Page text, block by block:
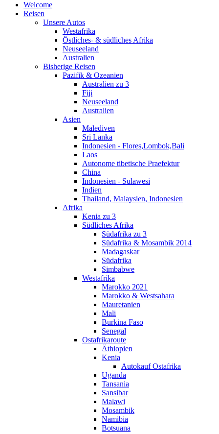
Welcome
Reisen
Unsere Autos
Westafrika
Östliches- & südliches Afrika
Neuseeland
Australien
Bisherige Reisen
Pazifik & Ozeanien
Australien zu 3
Fiji
Neuseeland
Australien
Asien
Malediven
Sri Lanka
Indonesien - Flores,Lombok,Bali
Laos
Autonome tibetische Praefektur
China
Indonesien - Sulawesi
Indien
Thailand, Malaysien, Indonesien
Afrika
Kenia zu 3
Südliches Afrika
Südafrika zu 3
Südafrika & Mosambik 2014
Madagaskar
Südafrika
Simbabwe
Westafrika
Marokko 2021
Marokko & Westsahara
Mauretanien
Mali
Burkina Faso
Senegal
Ostafrikaroute
Äthiopien
Kenia
Autokauf Ostafrika
Uganda
Tansania
Sansibar
Malawi
Mosambik
Namibia
Botsuana